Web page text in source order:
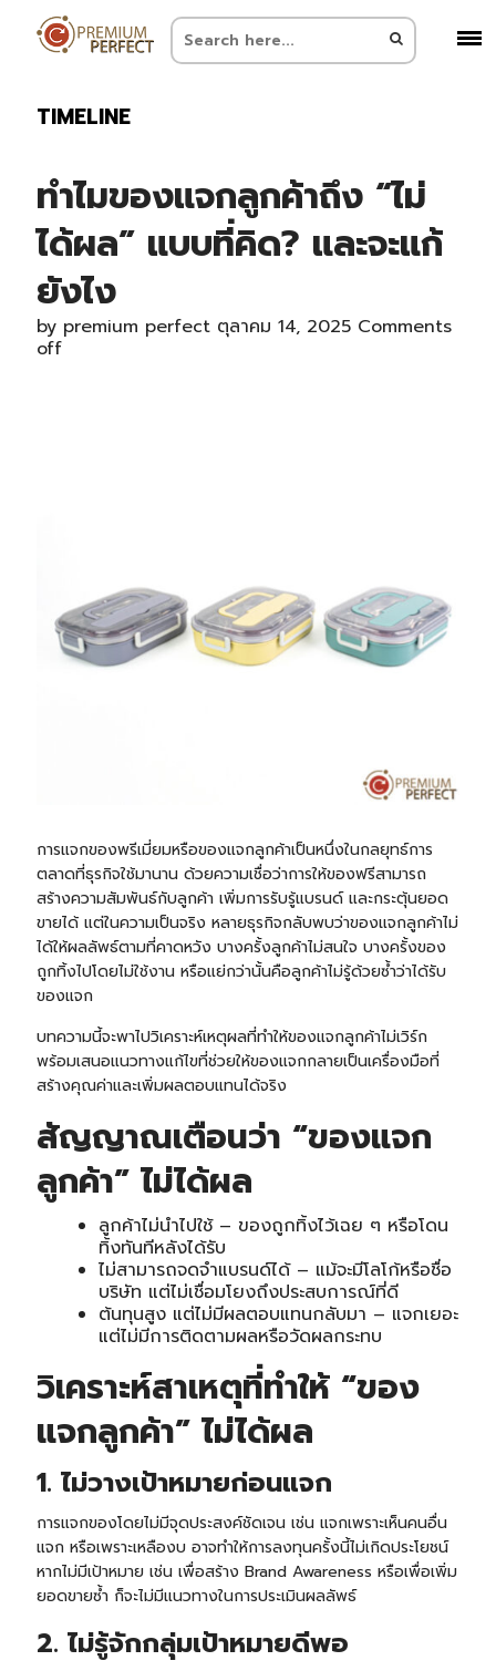
TIMELINE
ทำไมของแจกลูกค้าถึง “ไม่
ได้ผล” แบบที่คิด? และจะแก้
ยังไง
by premium perfect ตุลาคม 14, 2025 Comments
off
การแจกของพรีเมี่ยมหรือของแจกลูกค้าเป็นหนึ่งในกลยุทธ์การ
ตลาดที่ธุรกิจใช้มานาน ด้วยความเชื่อว่าการให้ของฟรีสามารถ
สร้างความสัมพันธ์กับลูกค้า เพิ่มการรับรู้แบรนด์ และกระตุ้นยอด
ขายได้ แต่ในความเป็นจริง หลายธุรกิจกลับพบว่าของแจกลูกค้าไม่
ได้ให้ผลลัพธ์ตามที่คาดหวัง บางครั้งลูกค้าไม่สนใจ บางครั้งของ
ถูกทิ้งไปโดยไม่ใช้งาน หรือแย่กว่านั้นคือลูกค้าไม่รู้ด้วยซ้ำว่าได้รับ
ของแจก
บทความนี้จะพาไปวิเคราะห์เหตุผลที่ทำให้ของแจกลูกค้าไม่เวิร์ก
พร้อมเสนอแนวทางแก้ไขที่ช่วยให้ของแจกกลายเป็นเครื่องมือที่
สร้างคุณค่าและเพิ่มผลตอบแทนได้จริง
สัญญาณเตือนว่า “ของแจก
ลูกค้า” ไม่ได้ผล
ลูกค้าไม่นำไปใช้ – ของถูกทิ้งไว้เฉย ๆ หรือโดน
ทิ้งทันทีหลังได้รับ
ไม่สามารถจดจำแบรนด์ได้ – แม้จะมีโลโก้หรือชื่อ
บริษัท แต่ไม่เชื่อมโยงถึงประสบการณ์ที่ดี
ต้นทุนสูง แต่ไม่มีผลตอบแทนกลับมา – แจกเยอะ
แต่ไม่มีการติดตามผลหรือวัดผลกระทบ
วิเคราะห์สาเหตุที่ทำให้ “ของ
แจกลูกค้า” ไม่ได้ผล
1. ไม่วางเป้าหมายก่อนแจก
การแจกของโดยไม่มีจุดประสงค์ชัดเจน เช่น แจกเพราะเห็นคนอื่น
แจก หรือเพราะเหลืองบ อาจทำให้การลงทุนครั้งนี้ไม่เกิดประโยชน์
หากไม่มีเป้าหมาย เช่น เพื่อสร้าง Brand Awareness หรือเพื่อเพิ่ม
ยอดขายซ้ำ ก็จะไม่มีแนวทางในการประเมินผลลัพธ์
2. ไม่รู้จักกลุ่มเป้าหมายดีพอ